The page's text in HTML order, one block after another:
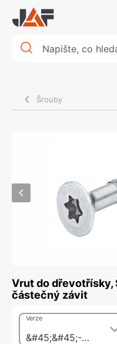
Šrouby
Vrut do dřevotřísky,
částečný závit
&#45;&#45;-Hranatá špička s patentovaným profilem dříku a víceúčelovou hlavou
Verze